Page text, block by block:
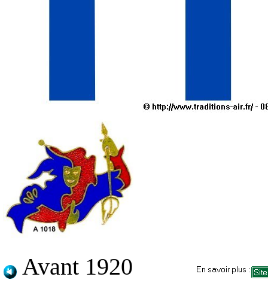
Avant 1920